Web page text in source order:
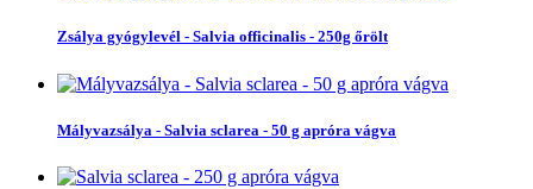
Zsálya gyógylevél - Salvia officinalis - 250g őrölt
Mályvazsálya - Salvia sclarea - 50 g apróra vágva